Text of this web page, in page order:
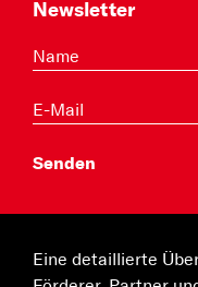
Newsletter
Eine detaillierte